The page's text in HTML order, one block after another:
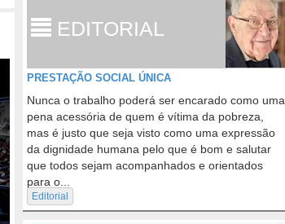
EDITORIAL
PRESTAÇÃO SOCIAL ÚNICA
Nunca o trabalho poderá ser encarado como uma
pena acessória de quem é vítima da pobreza,
mas é justo que seja visto como uma expressão
da dignidade humana pelo que é bom e salutar
que todos sejam acompanhados e orientados
para o...
Editorial